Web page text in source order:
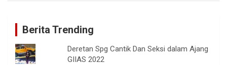
Berita Trending
Deretan Spg Cantik Dan Seksi dalam Ajang
GIIAS 2022